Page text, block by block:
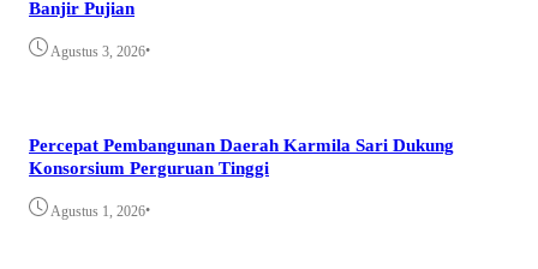
Banjir Pujian
Agustus 3, 2026•
Percepat Pembangunan Daerah Karmila Sari Dukung
Konsorsium Perguruan Tinggi
Agustus 1, 2026•